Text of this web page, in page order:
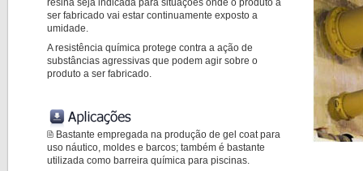
resina seja indicada para situações onde o produto a
ser fabricado vai estar continuamente exposto a
umidade.
A resistência química protege contra a ação de
substâncias agressivas que podem agir sobre o
produto a ser fabricado.
Bastante empregada na produção de gel coat para
uso náutico, moldes e barcos; também é bastante
utilizada como barreira química para piscinas.